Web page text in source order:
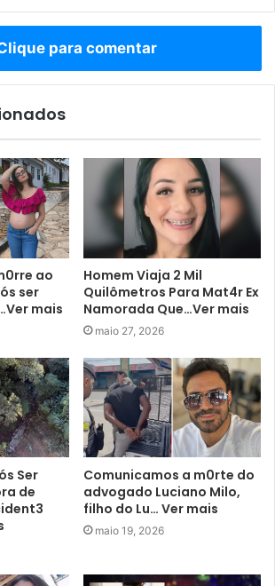
para comentar
ao
ser
mais
Homem Viaja 2 Mil
Quilômetros Para Mat4r Ex
Namorada Que…Ver mais
maio 27, 2026
Ser
de
Comunicamos a m0rte do
advogado Luciano Milo,
filho do Lu… Ver mais
maio 19, 2026